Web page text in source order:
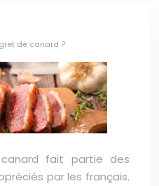
de canard ?
fait partie des
par les français.